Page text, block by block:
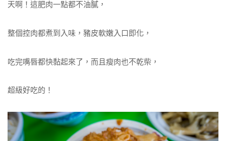
天啊！這肥肉一點都不油膩，
整個控肉都煮到入味，豬皮軟嫩入口即化，
吃完嘴唇都快黏起來了，而且瘦肉也不乾柴，
超級好吃的！